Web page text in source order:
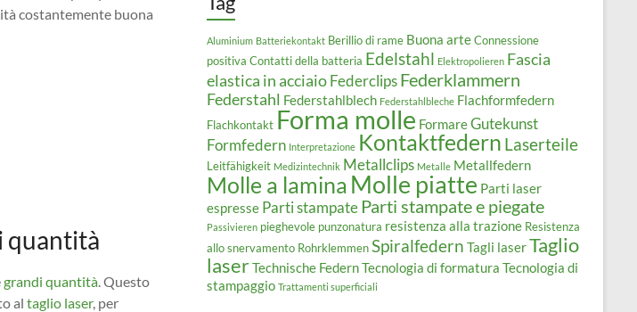
costantemente buona
quantità
grandi quantità. Questo
al taglio laser, per
Aluminium Batteriekontakt Berillio di rame Buona arteConnessione
positiva Contatti della batteria Edelstahl Elektropolieren Fascia
elastica in acciaioFederclipsFederklammern
Federstahl Federstahlblech Federstahlbleche Flachformfedern
Flachkontakt Forma molle FormareGutekunst
Formfedern Interpretazione Kontaktfedern Laserteile
Leitfähigkeit Medizintechnik Metallclips Metalle Metallfedern
Molle a lamina Molle piatte Parti laser
espresse Parti stampate Parti stampate e piegate
Passivieren pieghevole punzonatura resistenza alla trazione Resistenza
allo snervamento RohrklemmenSpiralfedern Tagli laserTaglio
laserTechnische FedernTecnologia di formatura Tecnologia di
stampaggio Trattamenti superficiali